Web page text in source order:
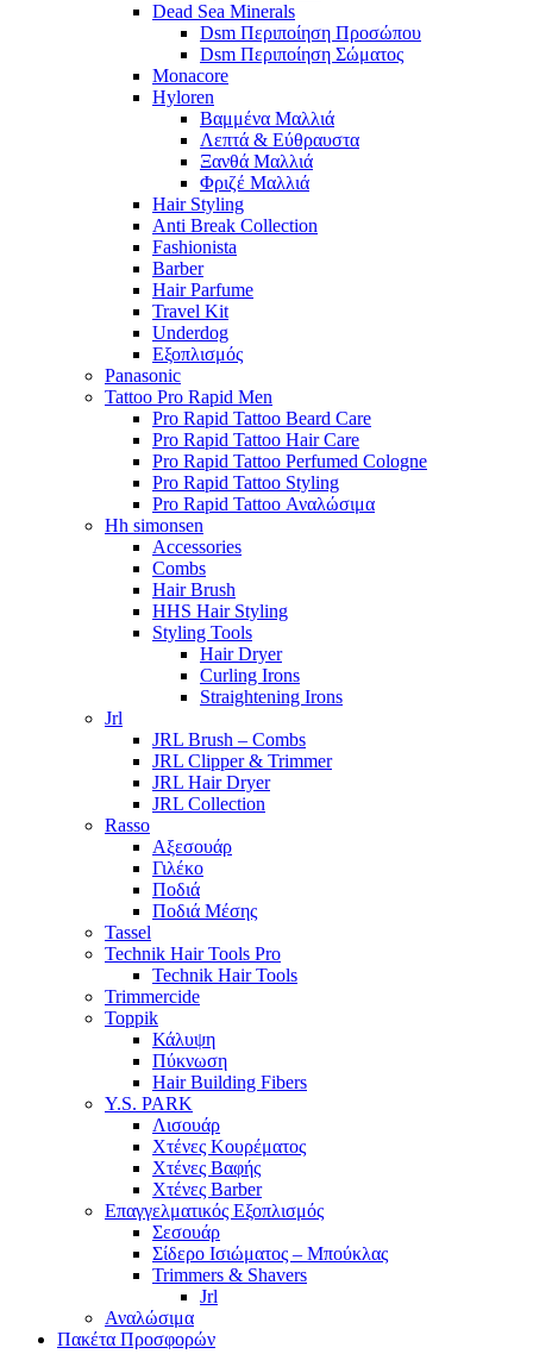
Dead Sea Minerals
Dsm Περιποίηση Προσώπου
Dsm Περιποίηση Σώματος
Monacore
Hyloren
Βαμμένα Μαλλιά
Λεπτά & Εύθραυστα
Ξανθά Μαλλιά
Φριζέ Μαλλιά
Hair Styling
Anti Break Collection
Fashionista
Barber
Hair Parfume
Travel Kit
Underdog
Εξοπλισμός
Panasonic
Tattoo Pro Rapid Men
Pro Rapid Tattoo Beard Care
Pro Rapid Tattoo Hair Care
Pro Rapid Tattoo Perfumed Cologne
Pro Rapid Tattoo Styling
Pro Rapid Tattoo Αναλώσιμα
Hh simonsen
Accessories
Combs
Hair Brush
HHS Hair Styling
Styling Tools
Hair Dryer
Curling Irons
Straightening Irons
Jrl
JRL Brush – Combs
JRL Clipper & Trimmer
JRL Hair Dryer
JRL Collection
Rasso
Αξεσουάρ
Γιλέκο
Ποδιά
Ποδιά Μέσης
Tassel
Technik Hair Tools Pro
Technik Hair Tools
Trimmercide
Toppik
Κάλυψη
Πύκνωση
Hair Building Fibers
Y.S. PARK
Λισουάρ
Χτένες Κουρέματος
Χτένες Βαφής
Χτένες Barber
Επαγγελματικός Εξοπλισμός
Σεσουάρ
Σίδερο Ισιώματος – Μπούκλας
Trimmers & Shavers
Jrl
Αναλώσιμα
Πακέτα Προσφορών